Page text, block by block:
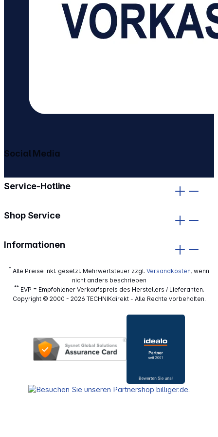
Service-Hotline
Shop Service
Informationen
Social Media
* Alle Preise inkl. gesetzl. Mehrwertsteuer zzgl. Versandkosten, wenn
nicht anders beschrieben
**EVP = Empfohlener Verkaufspreis des Herstellers / Lieferanten.
Copyright © 2000 - 2026 TECHNIKdirekt - Alle Rechte vorbehalten.